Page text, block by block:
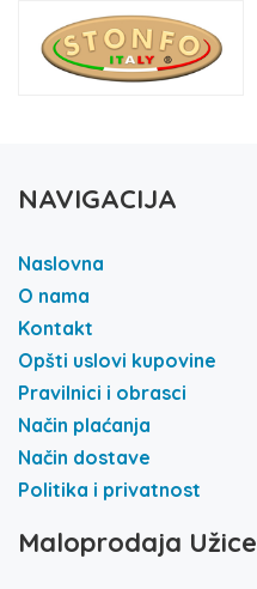
NAVIGACIJA
Naslovna
O nama
Kontakt
Opšti uslovi kupovine
Pravilnici i obrasci
Način plaćanja
Način dostave
Politika i privatnost
Maloprodaja Užice